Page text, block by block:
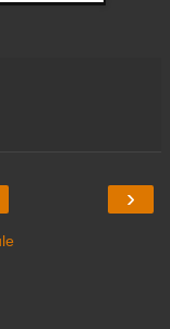
›